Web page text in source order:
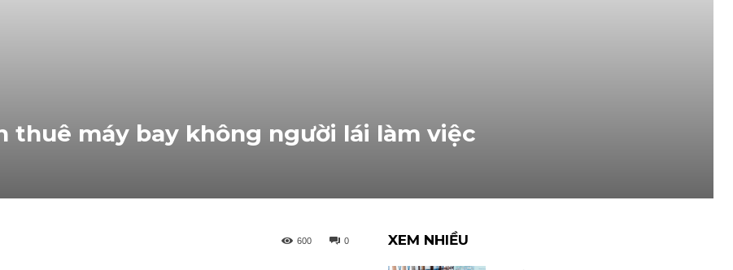
thuê máy bay không người lá‌i làm việc
0
600 XEM NHIỀU